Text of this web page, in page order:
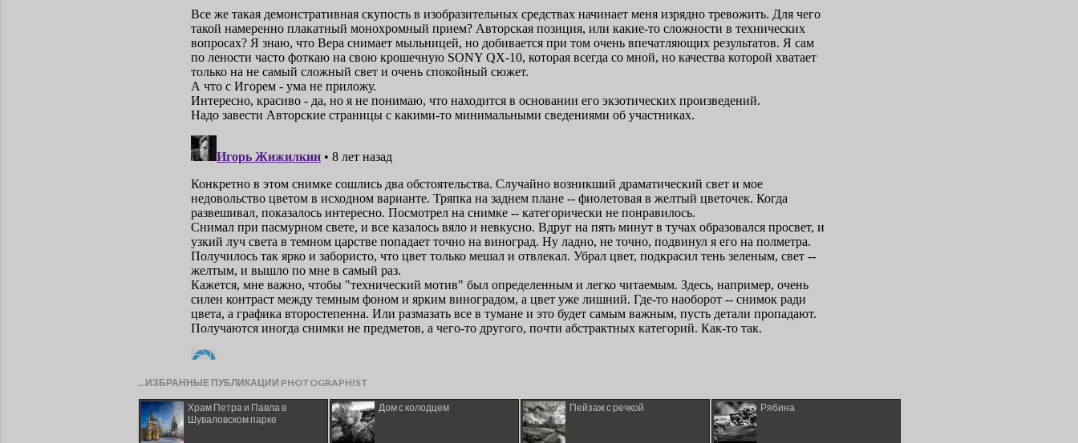
...ИЗБРАННЫЕ ПУБЛИКАЦИИ PHOTOGRAPHIST
Храм Петра и Павла в
Шуваловском парке
Дом с колодцем Пейзаж с речкой Рябина